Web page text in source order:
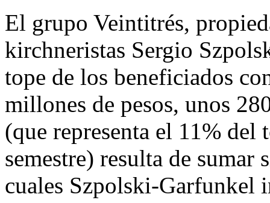
El grupo Veintitrés,
kirchneristas Sergio
tope de los beneficiados
millones de pesos, unos
(que representa el 11%
semestre) resulta de sumar
cuales Szpolski-Garfunkel